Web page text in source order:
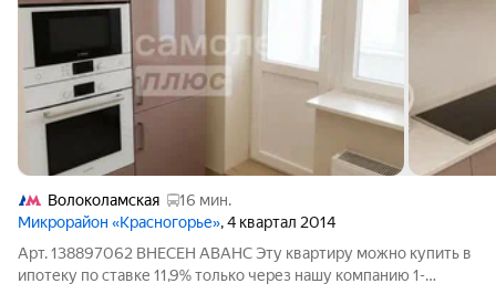
Волоколамская
16 мин.
Микрорайон «Красногорье», 4 квартал 2014
Арт. 138897062 ВНЕСЕН АВАНС Эту квартиру можно купить в
ипотеку по ставке 11,9% только через нашу компанию 1-